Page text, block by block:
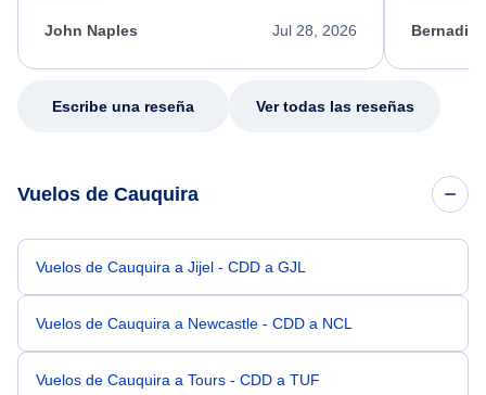
appreciate her excellent service.
Jul 28, 2026
John Naples
my issue.
Escribe una reseña Ver todas las reseñas
Vuelos de Cauquira
Vuelos de Cauquira a Jijel - CDD a GJL
Vuelos de Cauquira a Newcastle - CDD a NCL
Vuelos de Cauquira a Tours - CDD a TUF